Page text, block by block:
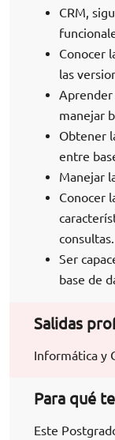
CRM,
Conocer
las
Aprender
manejar
Obtener
entre
Manejar
Conocer
consultas.
Ser
base de
Salidas
Informática y
Para qué
Este